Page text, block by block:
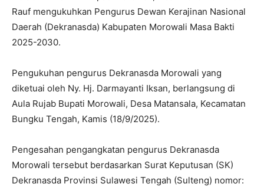
Rauf mengukuhkan Pengurus Dewan Kerajinan Nasional
Daerah (Dekranasda) Kabupaten Morowali Masa Bakti
2025-2030.
Pengukuhan pengurus Dekranasda Morowali yang
diketuai oleh Ny. Hj. Darmayanti Iksan, berlangsung di
Aula Rujab Bupati Morowali, Desa Matansala, Kecamatan
Bungku Tengah, Kamis (18/9/2025).
Pengesahan pengangkatan pengurus Dekranasda
Morowali tersebut berdasarkan Surat Keputusan (SK)
Dekranasda Provinsi Sulawesi Tengah (Sulteng) nomor: